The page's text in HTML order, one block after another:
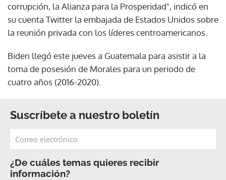
corrupción, la Alianza para la Prosperidad", indicó en
su cuenta Twitter la embajada de Estados Unidos sobre
la reunión privada con los líderes centroamericanos.
Biden llegó este jueves a Guatemala para asistir a la
toma de posesión de Morales para un periodo de
cuatro años (2016-2020).
Suscríbete a nuestro boletín
¿De cuáles temas quieres recibir
información?